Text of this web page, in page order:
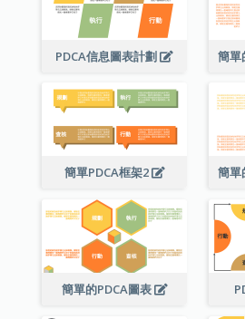
PDCA信息圖表計劃
簡單PDCA框架2
簡單的PDCA圖表